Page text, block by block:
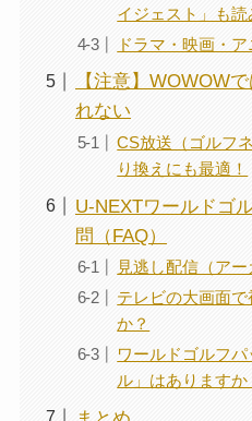
イジェスト」も読
ドラマ・映画・
【注意】WOWOW
れない
CS放送（ゴルフ
り換えにも最適！
U-NEXTワールドゴ
問（FAQ）
見逃し配信（ア
テレビの大画面
か？
ワールドゴルフ
ル」はありますか